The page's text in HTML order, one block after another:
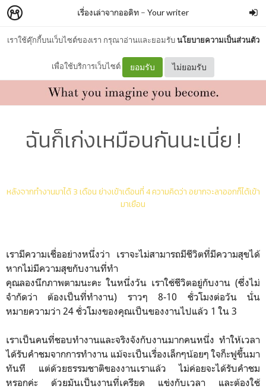
เราใช้คุ๊กกี้บนเว็บไซต์ของเรา กรุณาอ่านและยอมรับนโยบายความเป็นส่วนตัว
เพื่อใช้บริการเว็บไซต์ ยอมรับ ไม่ยอมรับ
เรื่องเล่าจากออดิท – Your writer
ฉันก็เก่งเหมือนกันนะเนี่ย !
หลังจากทำงานมาได้ 3 เดือน ย่างเข้าเดือนที่ 4 ความคิดว่า อยากจะลาออกก็ได้เข้า
มาเยือน
เรามีความเชื่ออย่างหนึ่งว่า เราจะไม่สามารถมีชีวิตที่มีความสุขได้
หากไม่มีความสุขกับงานที่ทำ
คุณลองนึกภาพตามนะคะ ในหนึ่งวัน เราใช้ชีวิตอยู่กับงาน (ซึ่งไม่
จำกัดว่า ต้องเป็นที่ทำงาน) ราวๆ 8-10 ชั่วโมงต่อวัน นั่น
หมายความว่า 24 ชั่วโมงของคุณเป็นของงานไปแล้ว 1 ใน 3
เราเป็นคนที่ชอบทำงานและจริงจังกับงานมากคนหนึ่ง ทำให้เวลา
ได้รับคำชมจากการทำงาน แม้จะเป็นเรื่องเล็กๆน้อยๆ ใจก็ะฟูขึ้นมา
ทันที แต่ด้วยธรรมชาติของงานเราแล้ว ไม่ค่อยจะได้รับคำชม
หรอกค่ะ ด้วยมันเป็นงานที่เครียด แข่งกับเวลา และต้องใช้